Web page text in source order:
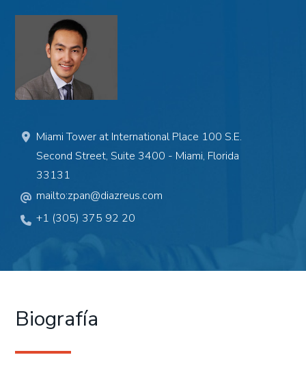
Miami Tower at International Place 100 S.E.
Second Street, Suite 3400 - Miami, Florida
33131
mailto:zpan@diazreus.com
+1 (305) 375 92 20
Biografía